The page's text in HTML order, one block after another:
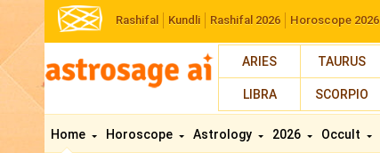
Rashifal Kundli Rashifal 2026 Horoscope 2026
ARIES TAURUS
LIBRA SCORPIO
Home Horoscope Astrology 2026 Occult